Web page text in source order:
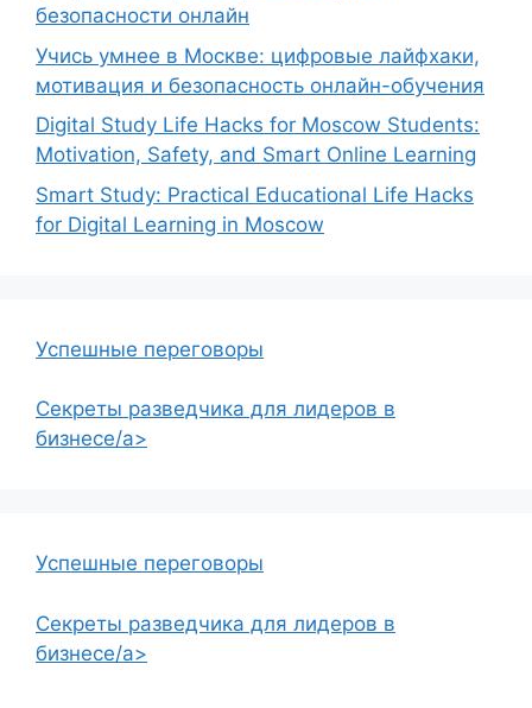
безопасности онлайн
Учись умнее в Москве: цифровые лайфхаки,
мотивация и безопасность онлайн-обучения
Digital Study Life Hacks for Moscow Students:
Motivation, Safety, and Smart Online Learning
Smart Study: Practical Educational Life Hacks
for Digital Learning in Moscow
Успешные переговоры
Секреты разведчика для лидеров в
бизнесе/a>
Успешные переговоры
Секреты разведчика для лидеров в
бизнесе/a>